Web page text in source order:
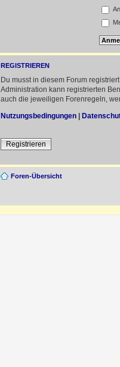
REGISTRIEREN
Du musst in diesem Forum
Administration kann registrierten
auch die jeweiligen Forenregeln,
Nutzungsbedingungen |
Registrieren
Foren-Übersicht